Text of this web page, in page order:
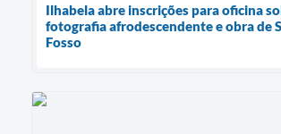
Ilhabela abre inscrições para oficina
fotografia afrodescendente e obra de
Fosso